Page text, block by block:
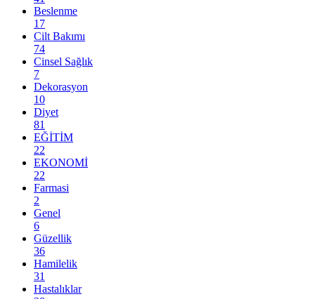
Beslenme
17
Cilt Bakımı
74
Cinsel Sağlık
7
Dekorasyon
10
Diyet
81
EĞİTİM
22
EKONOMİ
22
Farmasi
2
Genel
6
Güzellik
36
Hamilelik
31
Hastalıklar